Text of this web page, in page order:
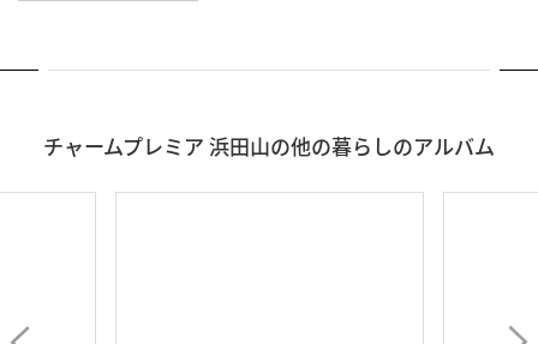
チャームプレミア 浜田山の他の暮らしのアルバム